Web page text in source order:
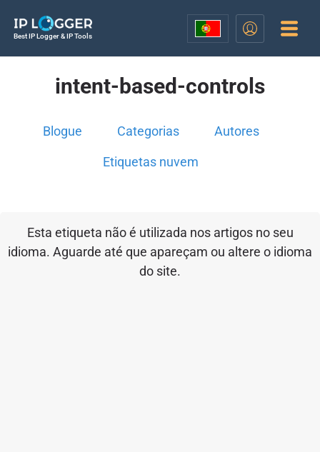
Best IP Logger & IP Tools
intent-based-controls
Blogue Categorias Autores
Etiquetas nuvem